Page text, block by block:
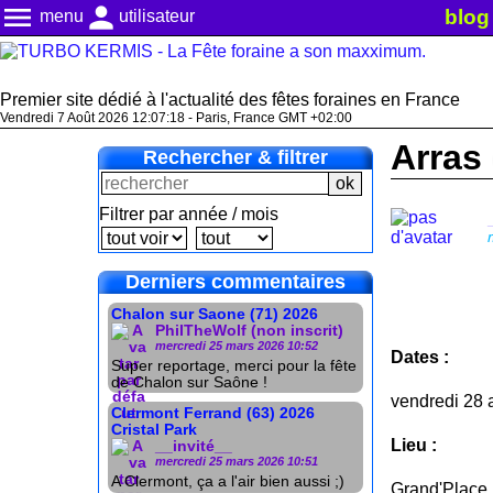
menu menu person utilisateur blog
Premier site dédié à l'actualité des fêtes foraines en France
Vendredi 7 Août 2026 12:07:19 - Paris, France GMT +02:00
Rechercher & filtrer
Filtrer par année / mois
Derniers commentaires
Chalon sur Saone (71) 2026
PhilTheWolf (non inscrit)
mercredi 25 mars 2026 10:52
Super reportage, merci pour la fête
de Chalon sur Saône !
Clermont Ferrand (63) 2026
Cristal Park
__invité__
mercredi 25 mars 2026 10:51
A Clermont, ça a l'air bien aussi ;)
Arras
Dates :
vendredi 28
Lieu :